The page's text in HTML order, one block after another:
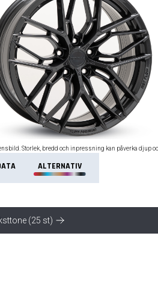
Storlek, bredd och inpressning kan påverka djup
ALTERNATIV
(25 st)